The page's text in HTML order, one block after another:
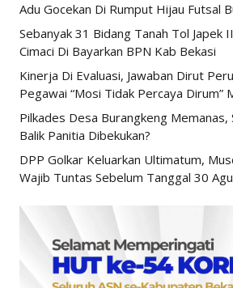
Adu Gocekan Di Rumput Hijau Futsal
Sebanyak 31 Bidang Tanah Tol Japek
Cimaci Di Bayarkan BPN Kab Bekasi
Kinerja Di Evaluasi, Jawaban Dirut
Pegawai “Mosi Tidak Percaya Dirum”
Pilkades Desa Burangkeng Memanas,
Balik Panitia Dibekukan?
DPP Golkar Keluarkan Ultimatum,
Wajib Tuntas Sebelum Tanggal 30